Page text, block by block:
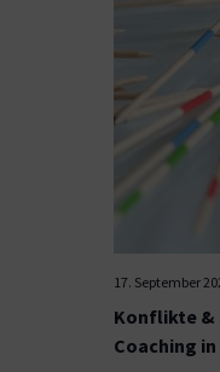
17. September
Konflikte &
Coaching